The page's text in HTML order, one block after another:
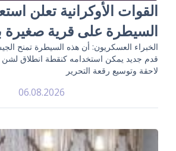
القوات الأوكرانية تعلن
السيطرة على قرية صغيرة
الخبراء العسكريون: أن هذه السيطرة تمنح
قدم جديد يمكن استخدامه كنقطة انطلاق
لاحقة وتوسيع رقعة التحرير
06.08.2026